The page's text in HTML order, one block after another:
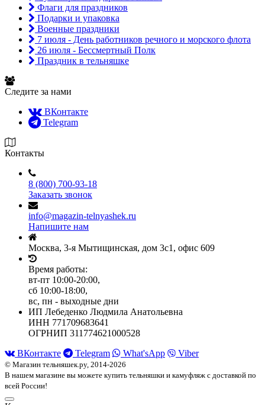
Флаги для праздников
Подарки и упаковка
Военные праздники
7 июля - День работников речного и морского флота
26 июля - Бессмертный Полк
Праздник в тельняшке
Следите за нами
ВКонтакте
Telegram
Контакты
8 (800) 700-93-18
Заказать звонок
info@magazin-telnyashek.ru
Напишите нам
Москва, 3-я Мытищинская, дом 3с1, офис 609
Время работы:
вт-пт 10:00-20:00,
сб 10:00-18:00,
вс, пн - выходные дни
ИП Лебеденко Людмила Анатольевна
ИНН 771709683641
ОГРНИП 311774621000528
ВКонтакте
Telegram What'sApp Viber
© Магазин тельняшек.ру, 2014-2026
В нашем магазине вы можете купить тельняшки и камуфляж с доставкой по
всей России!